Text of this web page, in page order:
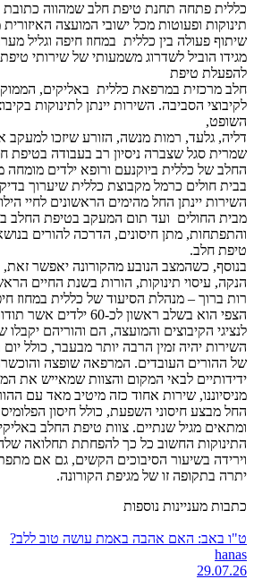
כללית פתחה תחנת טיפת חלב שמהווה כתובת
תינוקות ופעוטות מכל ישובי המועצה האיזורית
שיתוף פעולה בין כללית במחוז חיפה וגליל
מגידו הוביל לשדרוג משמעותי של שירותי
להפעלת טיפת
חלב מרכזית במרפאת כללית באליקים,
לקיבוצי הסביבה. השירות יינתן לתינוקות
השופט,
דליה, גלעד, רמות מנשה, הזורע שיזכו למעקב
שמרית סגל שצברה ניסיון רב בעבודה בטיפת
החלב של כללית ביוקנעם ורופא ילדים מומחה
בבית חולים כרמל מקבוצת כללית שיערוך
השירות יינתן החל מהימים הראשונים לחיי
והתפתחות, מתן חיסונים, הדרכה להורים
טיפת חלב.
בנוסף, כשהמצב הנובע מהקורונה יאפשר זאת,
הנקה, עיסוי תינוקות, הורות בשנת החיים
רות ברוך – מנהלת הסיעוד של כללית במחוז
הצפי הוא בשלב ראשון לכ-
לנציגי הקיבוצים והמועצה, הם והוריהם
של ההורים העובדים. המרפאה שופצה
ידידותיים לבאי המקום והצוות שמאייש את
מניסיוננו, שירות אחוד כזה מיטיב מאד עם
החל מבצע חיסוני השפעת, כולל חיסון
ומתאים מגיל שנתיים. צוות טיפת החלב
התינוקות החשוב כל כך להפחתת תחלואה
וירידה בשיעור הסיבוכים הקשים, גם אם
יתרה בתקופה זו של מגיפת הקורונה.
כתבות מעניינות נוספות
ט"ו באב: האם אהבה באמת עושה טוב ללב?
hanas
29.07.26